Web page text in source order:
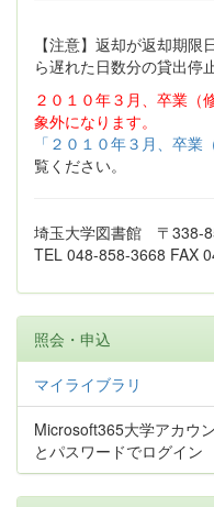
【注意】返却が返却期
ら遅れた日数分の貸出停
２０１０年３月、卒業（
象外になります。
「２０１０年３月、卒業
覧ください。
埼玉大学図書館 〒338-
TEL 048-858-3668 FAX
照会・申込
マイライブラリ
Microsoft365大学アカウ
とパスワードでログイン